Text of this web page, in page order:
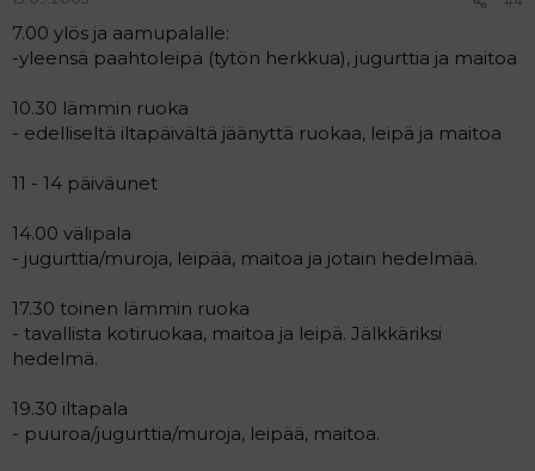
7.00 ylös ja aamupalalle:
-yleensä paahtoleipä (tytön herkkua), jugurttia ja maitoa
10.30 lämmin ruoka
- edelliseltä iltapäivältä jäänyttä ruokaa, leipä ja maitoa
11 - 14 päiväunet
14.00 välipala
- jugurttia/muroja, leipää, maitoa ja jotain hedelmää.
17.30 toinen lämmin ruoka
- tavallista kotiruokaa, maitoa ja leipä. Jälkkäriksi
hedelmä.
19.30 iltapala
- puuroa/jugurttia/muroja, leipää, maitoa.